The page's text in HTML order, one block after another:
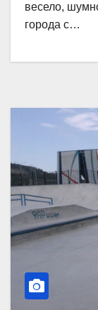
весело,
города с…